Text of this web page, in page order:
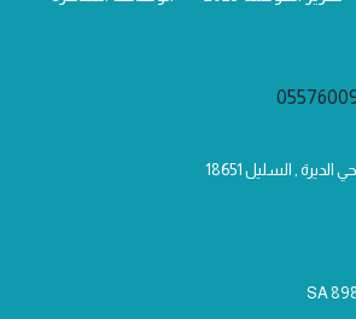
SA